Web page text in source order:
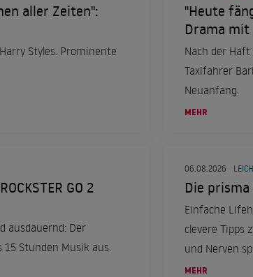
aller Zeiten":
Styles. Prominente
"Heute
Drama mit
Nach der
Taxifahrer
Neuanfang.
MEHR
GO 2
ausdauernd: Der
Stunden Musik aus.
06.08.2026
Die
Einfache
clevere Tipps
und Nerven
MEHR